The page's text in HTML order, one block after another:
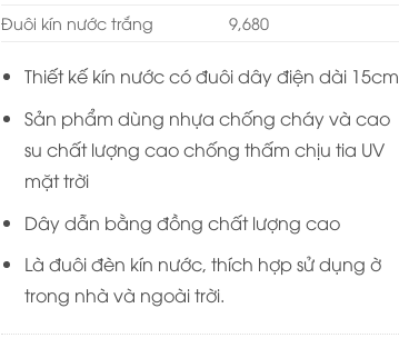
Đuôi kín nước trắng
9,680
Thiết kế kín nước có đuôi dây điện dài 15cm
Sản phẩm dùng nhựa chống cháy và cao
su chất lượng cao chống thấm chịu tia UV
mặt trời
Dây dẫn bằng đồng chất lượng cao
Là đuôi đèn kín nước, thích hợp sử dụng ờ
trong nhà và ngoài trời.